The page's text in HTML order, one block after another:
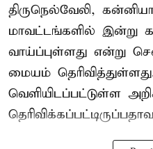
திருநெல்வேலி,
மாவட்டங்களில் இன்று
வாய்ப்புள்ளது என்று
மையம்
வெளியிடப்பட்டுள்ள